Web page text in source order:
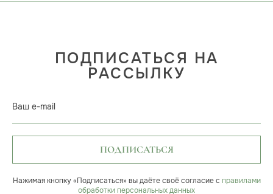
ПОДПИСАТЬСЯ НА
РАССЫЛКУ
Ваш e-mail
ПОДПИСАТЬСЯ
Нажимая кнопку «Подписаться» вы даёте своё согласие с правилами
обработки персональных данных